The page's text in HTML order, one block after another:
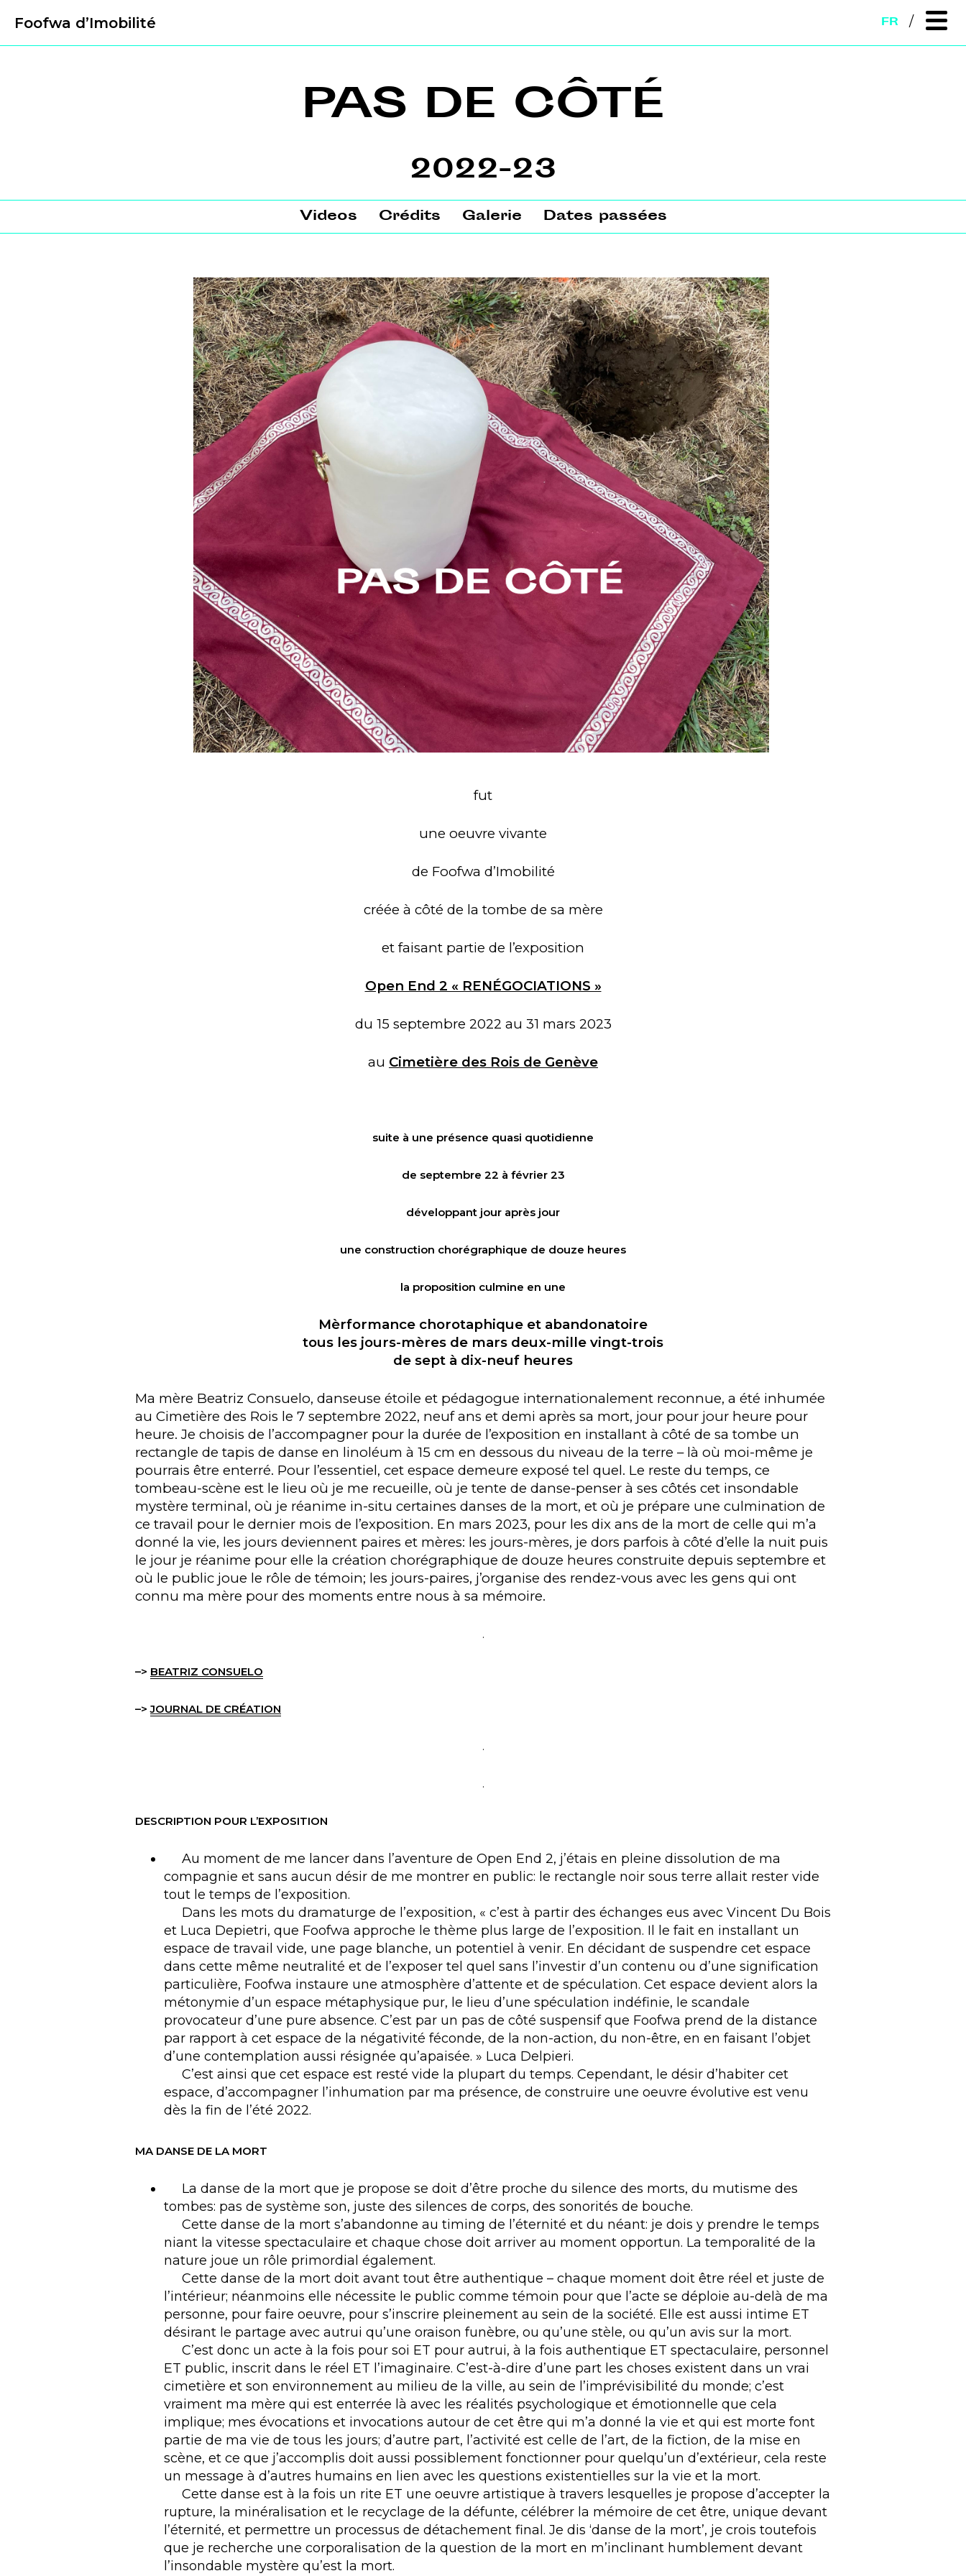
Foofwa d’Imobilité FR
PAS DE CÔTÉ
2022-23
Videos Crédits Galerie Dates passées
fut
une oeuvre vivante
de Foofwa d’Imobilité
créée à côté de la tombe de sa mère
et faisant partie de l’exposition
Open End 2 « RENÉGOCIATIONS »
du 15 septembre 2022 au 31 mars 2023
au Cimetière des Rois de Genève
suite à une présence quasi quotidienne
de septembre 22 à février 23
développant jour après jour
une construction chorégraphique de douze heures
la proposition culmine en une
Mèrformance chorotaphique et abandonatoire
tous les jours-mères de mars deux-mille vingt-trois
de sept à dix-neuf heures
Ma mère Beatriz Consuelo, danseuse étoile et pédagogue internationalement reconnue, a été inhumée
au Cimetière des Rois le 7 septembre 2022, neuf ans et demi après sa mort, jour pour jour heure pour
heure. Je choisis de l’accompagner pour la durée de l’exposition en installant à côté de sa tombe un
rectangle de tapis de danse en linoléum à 15 cm en dessous du niveau de la terre – là où moi-même je
pourrais être enterré. Pour l’essentiel, cet espace demeure exposé tel quel. Le reste du temps, ce
tombeau-scène est le lieu où je me recueille, où je tente de danse-penser à ses côtés cet insondable
mystère terminal, où je réanime in-situ certaines danses de la mort, et où je prépare une culmination de
ce travail pour le dernier mois de l’exposition. En mars 2023, pour les dix ans de la mort de celle qui m’a
donné la vie, les jours deviennent paires et mères: les jours-mères, je dors parfois à côté d’elle la nuit puis
le jour je réanime pour elle la création chorégraphique de douze heures construite depuis septembre et
où le public joue le rôle de témoin; les jours-paires, j’organise des rendez-vous avec les gens qui ont
connu ma mère pour des moments entre nous à sa mémoire.
.
–> BEATRIZ CONSUELO
–>JOURNAL DE CRÉATION
.
.
DESCRIPTION POUR L’EXPOSITION
Au moment de me lancer dans l’aventure de Open End 2, j’étais en pleine dissolution de ma
compagnie et sans aucun désir de me montrer en public: le rectangle noir sous terre allait rester vide
tout le temps de l’exposition.
Dans les mots du dramaturge de l’exposition, « c’est à partir des échanges eus avec Vincent Du Bois
et Luca Depietri, que Foofwa approche le thème plus large de l’exposition. Il le fait en installant un
espace de travail vide, une page blanche, un potentiel à venir. En décidant de suspendre cet espace
dans cette même neutralité et de l’exposer tel quel sans l’investir d’un contenu ou d’une signification
particulière, Foofwa instaure une atmosphère d’attente et de spéculation. Cet espace devient alors la
métonymie d’un espace métaphysique pur, le lieu d’une spéculation indéfinie, le scandale
provocateur d’une pure absence. C’est par un pas de côté suspensif que Foofwa prend de la distance
par rapport à cet espace de la négativité féconde, de la non-action, du non-être, en en faisant l’objet
d’une contemplation aussi résignée qu’apaisée. » Luca Delpieri.
C’est ainsi que cet espace est resté vide la plupart du temps. Cependant, le désir d’habiter cet
espace, d’accompagner l’inhumation par ma présence, de construire une oeuvre évolutive est venu
dès la fin de l’été 2022.
MA DANSE DE LA MORT
La danse de la mort que je propose se doit d’être proche du silence des morts, du mutisme des
tombes: pas de système son, juste des silences de corps, des sonorités de bouche.
Cette danse de la mort s’abandonne au timing de l’éternité et du néant: je dois y prendre le temps
niant la vitesse spectaculaire et chaque chose doit arriver au moment opportun. La temporalité de la
nature joue un rôle primordial également.
Cette danse de la mort doit avant tout être authentique – chaque moment doit être réel et juste de
l’intérieur; néanmoins elle nécessite le public comme témoin pour que l’acte se déploie au-delà de ma
personne, pour faire oeuvre, pour s’inscrire pleinement au sein de la société. Elle est aussi intime ET
désirant le partage avec autrui qu’une oraison funèbre, ou qu’une stèle, ou qu’un avis sur la mort.
C’est donc un acte à la fois pour soi ET pour autrui, à la fois authentique ET spectaculaire, personnel
ET public, inscrit dans le réel ET l’imaginaire. C’est-à-dire d’une part les choses existent dans un vrai
cimetière et son environnement au milieu de la ville, au sein de l’imprévisibilité du monde; c’est
vraiment ma mère qui est enterrée là avec les réalités psychologique et émotionnelle que cela
implique; mes évocations et invocations autour de cet être qui m’a donné la vie et qui est morte font
partie de ma vie de tous les jours; d’autre part, l’activité est celle de l’art, de la fiction, de la mise en
scène, et ce que j’accomplis doit aussi possiblement fonctionner pour quelqu’un d’extérieur, cela reste
un message à d’autres humains en lien avec les questions existentielles sur la vie et la mort.
Cette danse est à la fois un rite ET une oeuvre artistique à travers lesquelles je propose d’accepter la
rupture, la minéralisation et le recyclage de la défunte, célébrer la mémoire de cet être, unique devant
l’éternité, et permettre un processus de détachement final. Je dis ‘danse de la mort’, je crois toutefois
que je recherche une corporalisation de la question de la mort en m’inclinant humblement devant
l’insondable mystère qu’est la mort.